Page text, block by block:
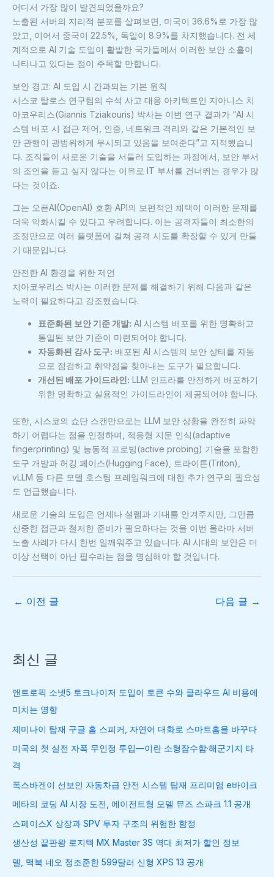
어디서 가장 많이 발견되었을까요?
노출된 서버의 지리적 분포를 살펴보면, 미국이 36.6%로 가장 많
았고, 이어서 중국이 22.5%, 독일이 8.9%를 차지했습니다. 전 세
계적으로 AI 기술 도입이 활발한 국가들에서 이러한 보안 소홀이
나타나고 있다는 점이 주목할 만합니다.
보안 경고: AI 도입 시 간과되는 기본 원칙
시스코 탈로스 연구팀의 수석 사고 대응 아키텍트인 지아니스 치
아코우리스(Giannis Tziakouris) 박사는 이번 연구 결과가 “AI 시
스템 배포 시 접근 제어, 인증, 네트워크 격리와 같은 기본적인 보
안 관행이 광범위하게 무시되고 있음을 보여준다”고 지적했습니
다. 조직들이 새로운 기술을 서둘러 도입하는 과정에서, 보안 부서
의 조언을 듣고 싶지 않다는 이유로 IT 부서를 건너뛰는 경우가 많
다는 것이죠.
그는 오픈AI(OpenAI) 호환 API의 보편적인 채택이 이러한 문제를
더욱 악화시킬 수 있다고 우려합니다. 이는 공격자들이 최소한의
조정만으로 여러 플랫폼에 걸쳐 공격 시도를 확장할 수 있게 만들
기 때문입니다.
안전한 AI 환경을 위한 제언
치아코우리스 박사는 이러한 문제를 해결하기 위해 다음과 같은
노력이 필요하다고 강조했습니다.
표준화된 보안 기준 개발: AI 시스템 배포를 위한 명확하고
통일된 보안 기준이 마련되어야 합니다.
자동화된 감사 도구: 배포된 AI 시스템의 보안 상태를 자동
으로 점검하고 취약점을 찾아내는 도구가 필요합니다.
개선된 배포 가이드라인: LLM 인프라를 안전하게 배포하기
위한 명확하고 실용적인 가이드라인이 제공되어야 합니다.
또한, 시스코의 쇼단 스캔만으로는 LLM 보안 상황을 완전히 파악
하기 어렵다는 점을 인정하며, 적응형 지문 인식(adaptive
fingerprinting) 및 능동적 프로빙(active probing) 기술을 포함한
도구 개발과 허깅 페이스(Hugging Face), 트라이튼(Triton),
vLLM 등 다른 모델 호스팅 프레임워크에 대한 추가 연구의 필요성
도 언급했습니다.
새로운 기술의 도입은 언제나 설렘과 기대를 안겨주지만, 그만큼
신중한 접근과 철저한 준비가 필요하다는 것을 이번 올라마 서버
노출 사례가 다시 한번 일깨워주고 있습니다. AI 시대의 보안은 더
이상 선택이 아닌 필수라는 점을 명심해야 할 것입니다.
← 이전 글 다음 글 →
최신 글
앤트로픽 소넷5 토크나이저 도입이 토큰 수와 클라우드 AI 비용에
미치는 영향
제미나이 탑재 구글 홈 스피커, 자연어 대화로 스마트홈을 바꾸다
미국의 첫 실전 자폭 무인정 투입—이란 소형잠수함·해군기지 타
격
폭스바겐이 선보인 자동차급 안전 시스템 탑재 프리미엄 e바이크
메타의 코딩 AI 시장 도전, 에이전트형 모델 뮤즈 스파크 1.1 공개
스페이스X 상장과 SPV 투자 구조의 위험한 함정
생산성 끝판왕 로지텍 MX Master 3S 역대 최저가 할인 정보
델, 맥북 네오 정조준한 599달러 신형 XPS 13 공개